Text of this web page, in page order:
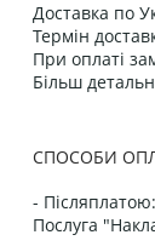
Доставка по
Термін
При оплаті
Більш
СПОСОБИ
-
Послуга